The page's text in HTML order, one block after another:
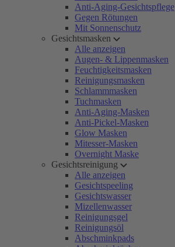
Anti-Aging-Gesichtspflege
Gegen Rötungen
Mit Sonnenschutz
Gesichtsmasken
Alle anzeigen
Augen- & Lippenmasken
Feuchtigkeitsmasken
Reinigungsmasken
Schlammmasken
Tuchmasken
Anti-Aging-Masken
Anti-Pickel-Masken
Glow Masken
Mitesser-Masken
Overnight Maske
Gesichtsreinigung
Alle anzeigen
Gesichtspeeling
Gesichtswasser
Mizellenwasser
Reinigungsgel
Reinigungsöl
Abschminkpads